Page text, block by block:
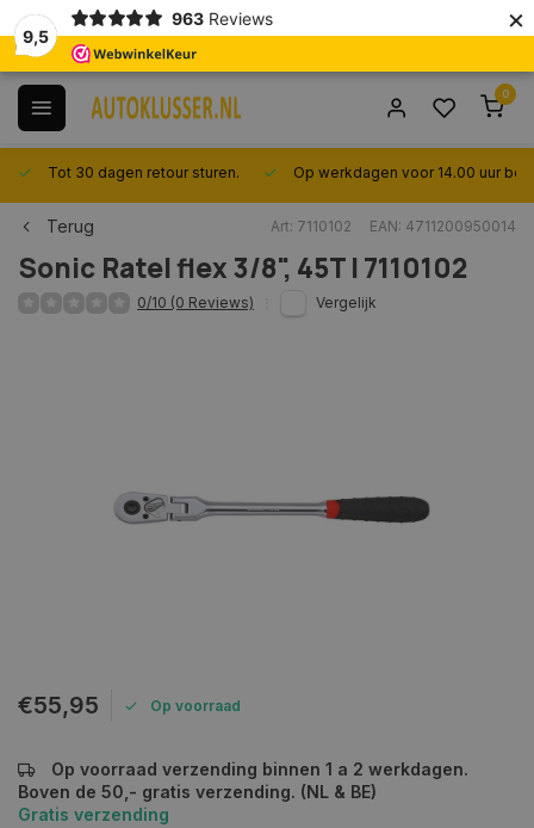
9,5
963 Reviews ×
0
Tot 30 dagen retour sturen. Op werkdagen voor 14.00 uur
Terug Art: 7110102 EAN: 4711200950014
Sonic Ratel flex 3/8", 45T | 7110102
0/10 (0 Reviews) Vergelijk
€55,95 Op voorraad
Op voorraad verzending binnen 1 a 2 werkdagen.
Boven de 50,- gratis verzending. (NL & BE)
Gratis verzending